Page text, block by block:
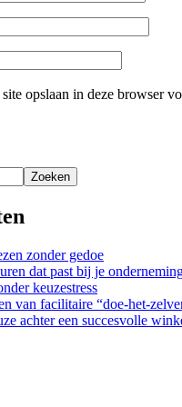
opslaan in deze browser
Zoeken
zonder gedoe
dat past bij je
keuzestress
van facilitaire “doe-het-
achter een succesvolle